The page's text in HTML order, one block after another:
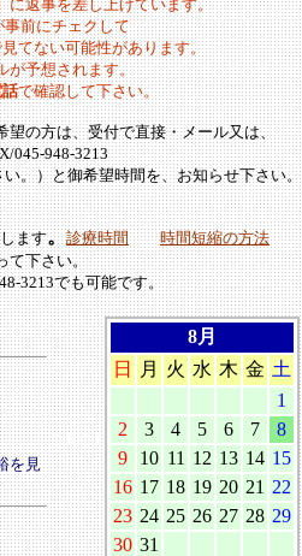
に返事を差し上げています。
前にチェクして
てない可能性があります。
が予想されます。
で確認して下さい。
望の方は、受付で直接・メール又は、
045-948-3213
。）と御希望時間を、お知らせ下さい。
ます。診療時間
時間短縮の方法
て下さい。
3213でも可能です。
を見
00000
8月
日
月 火 水 木 金 土
1
2
3 4 5 6 7
8
9
10 11 12 13 14 15
16 17 18 19 20 21 22
23 24 25 26 27 28 29
30 31